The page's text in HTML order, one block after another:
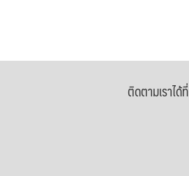
ติดตามเราได้ที่